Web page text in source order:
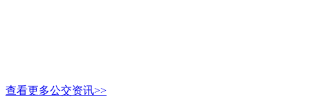
查看更多公交资讯>>